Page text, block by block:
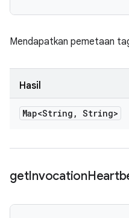
Mendapatkan pemetaan
Hasil
Map<String , String>
getInvocation